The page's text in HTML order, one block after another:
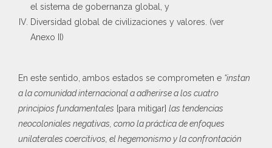
el sistema de gobernanza global, y
Diversidad global de civilizaciones y valores. (ver
Anexo II)
En este sentido, ambos estados se comprometen e “instan
a la comunidad internacional a adherirse a los cuatro
principios fundamentales [para mitigar] las tendencias
neocoloniales negativas, como la práctica de enfoques
unilaterales coercitivos, el hegemonismo y la confrontación